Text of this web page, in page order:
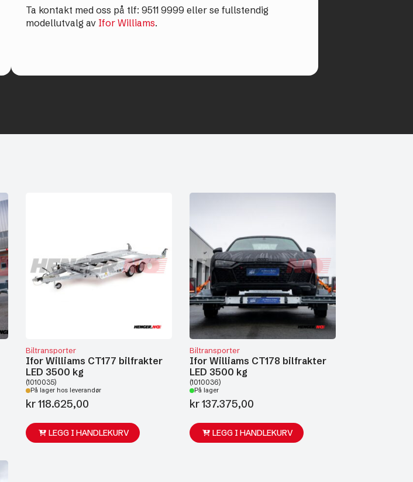
Ta kontakt med oss på tlf: 9511 9999 eller se fullstendig
modellutvalg av Ifor Williams.
Biltransporter
Ifor Williams CT177 bilfrakter
LED 3500 kg
(1010035)
På lager hos leverandør
kr118.625,00
LEGG I HANDLEKURV
Biltransporter
Ifor Williams CT178 bilfrakter
LED 3500 kg
(1010036)
På lager
kr137.375,00
LEGG I HANDLEKURV